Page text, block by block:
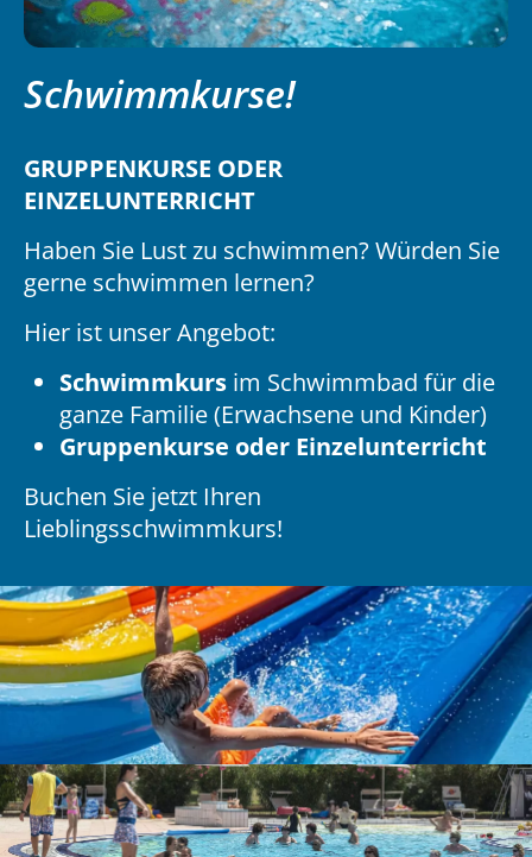
Schwimmkurse!
GRUPPENKURSE ODER
EINZELUNTERRICHT
Haben Sie Lust zu schwimmen? Würden Sie
gerne schwimmen lernen?
Hier ist unser Angebot:
Schwimmkurs im Schwimmbad für die
ganze Familie (Erwachsene und Kinder)
Gruppenkurse oder Einzelunterricht
Buchen Sie jetzt Ihren
Lieblingsschwimmkurs!